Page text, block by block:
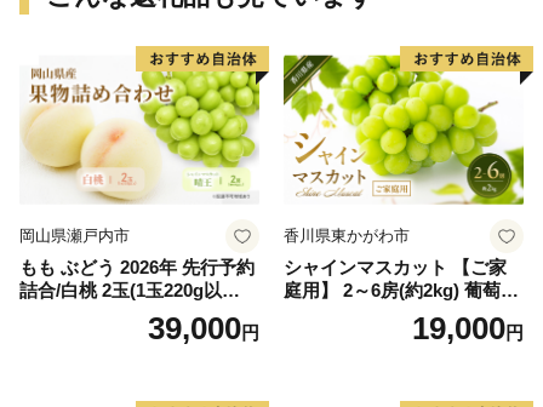
岡山県瀬戸内市
もも ぶどう 2026年 先行予約
詰合/白桃 2玉(1玉220g以
上)・シャインマスカット 晴
39,000円
香川県東かがわ市
シャインマスカット 【ご家
庭用】 2～6房(約2kg) 葡萄 ぶ
どう ブドウ フルーツ 果物 く
だもの 果実 旬の果物 旬のフ
19,000円